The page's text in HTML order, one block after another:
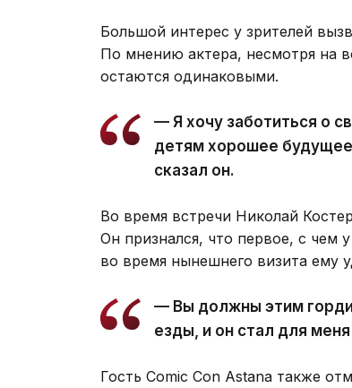
Большой интерес у зрителей
По мнению актера, несмотря на
остаются одинаковыми.
— Я хочу заботиться о
детям хорошее
сказал он.
Во время встречи Николай
Он признался, что первое, с чем
во время нынешнего визита ему
— Вы должны этим
езды, и он стал для
Гость Comic Con Astana также